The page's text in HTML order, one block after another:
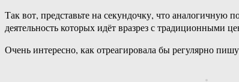
Так вот, представьте на секундочку, что аналогичную
деятельность которых идёт вразрез с традиционными
Очень интересно, как отреагировала бы регулярно